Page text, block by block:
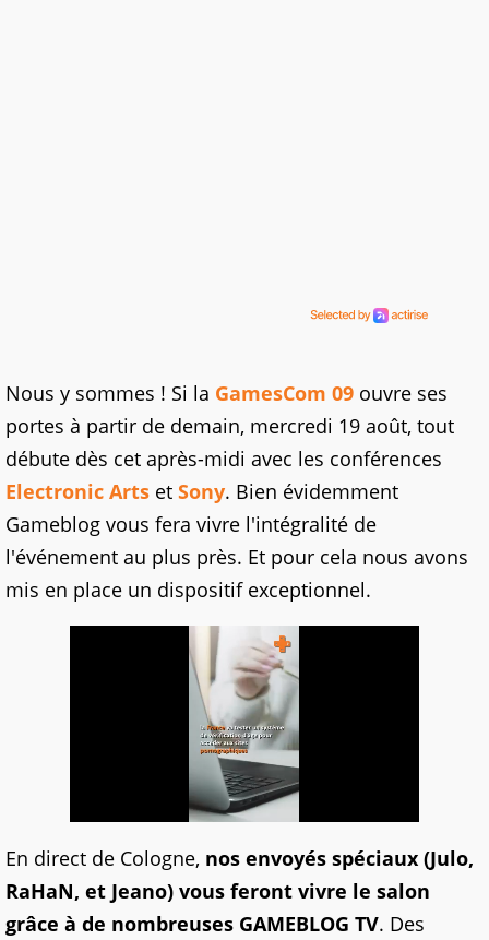
Nous y sommes ! Si la GamesCom 09 ouvre ses
portes à partir de demain, mercredi 19 août, tout
débute dès cet après-midi avec les conférences
Electronic Arts et Sony. Bien évidemment
Gameblog vous fera vivre l'intégralité de
l'événement au plus près. Et pour cela nous avons
mis en place un dispositif exceptionnel.
En direct de Cologne, nos envoyés spéciaux (Julo,
RaHaN, et Jeano) vous feront vivre le salon
grâce à de nombreuses GAMEBLOG TV. Des